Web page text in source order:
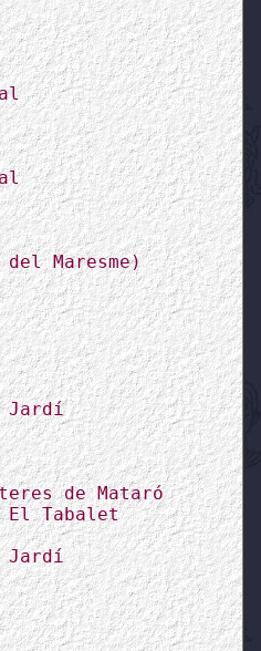
Maresme)
Jardí
de Mataró
El Tabalet
Jardí